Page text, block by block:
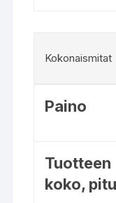
Kokonaismitat
Paino
Tuotteen
koko,